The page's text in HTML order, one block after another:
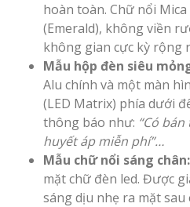
hoàn toàn. Chữ nổi
(Emerald), không viền
không gian cực kỳ rộng
Mẫu hộp đèn siêu
Alu chính và một màn
(LED Matrix) phía dưới
thông báo như: “Có
huyết áp miễn phí”…
Mẫu chữ nổi sáng chân:
mặt chữ đèn led. Được
sáng dịu nhẹ ra mặt